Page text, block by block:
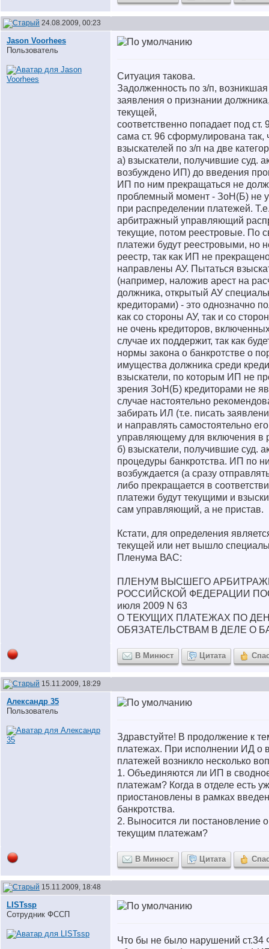
24.08.2009, 00:23
Jason Voorhees
Пользователь
Ситуация такова.
Задолженность по з/п,
заявления о признании
текущей,
соответственно попадает под
сама ст. 96 сформулирована так,
взыскателей по з/п на две
а) взыскатели, получившие суд.
возбуждено ИП) до введения
ИП по ним прекращаться не
проблемный момент - ЗоН(Б) не
при распределении платежей.
арбитражный управляющий
текущие, потом реестровые. По
платежи будут реестровыми, но
реестр, так как ИП не
направлены АУ. Пытаться
(например, наложив арест на
должника, открытый АУ
кредиторами) - это однозначно
как со стороны АУ, так и со
не очень кредиторов,
случае их поддержит, так как
нормы закона о банкротстве о
имущества должника среди
взыскатели, по которым ИП не
зрения ЗоН(Б) кредиторами не
случае настоятельно
забирать ИЛ (т.е. писать
и направлять самостоятельно
управляющему для включения в
б) взыскатели, получившие суд.
процедуры банкротства. ИП по
возбуждается (а сразу
либо прекращается в
платежи будут текущими и
сам управляющий, а не пристав.
Кстати, для определения
текущей или нет вышло
Пленума ВАС:
ПЛЕНУМ ВЫСШЕГО
РОССИЙСКОЙ ФЕДЕРАЦИИ
июля 2009 N 63
О ТЕКУЩИХ ПЛАТЕЖАХ ПО
ОБЯЗАТЕЛЬСТВАМ В ДЕЛЕ О
В Минюст Цитата
15.11.2009, 18:29
Александр 35
Пользователь
Здравстуйте! В продолжение к
платежах. При исполнении ИД о
платежей возникло несколько
1. Объединяются ли ИП в
платежам? Когда в отделе есть
приостановлены в рамках
банкротства.
2. Выносится ли постановление
текущим платежам?
В Минюст Цитата
15.11.2009, 18:48
LISTssp
Сотрудник ФССП
Что бы не было нарушений ст.34